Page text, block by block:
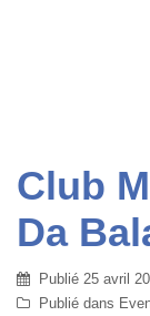
Club
Da
Publié 25 avril
Publié dans